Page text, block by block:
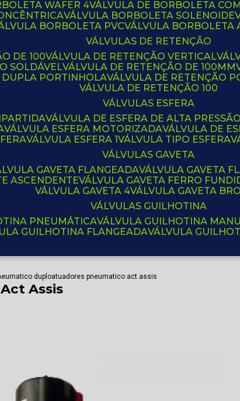
WAFER 4 VÁLVULA DE BORBOLETA
VÁLVULA BORBOLETA SOLENOIDE
BORBOLETA PVC VÁLVULA
VÁLVULAS DE RETENÇÃO
DE 100 VÁLVULA DE RETENÇÃO VERTICAL
SOLDÁVEL VÁLVULA DE RETENÇÃO DE 100MM
DUPLA PORTINHOLA VÁLVULA DE RETENÇÃO
VÁLVULA DE RETENÇÃO 100
VÁLVULAS ESFERA
VÁLVULA DE ESFERA DE ALTA
VÁLVULA ESFERA MOTORIZADA VÁLVULA DE
VÁLVULA ESFERA 1 VÁLVULA TIPO ESFERA
VÁLVULAS GAVETA
GAVETA FLANGEADA VÁLVULA GAVETA
ASCENDENTE VÁLVULA GAVETA FERRO
VÁLVULA GAVETA 4 VÁLVULA GAVETA
VÁLVULAS GUILHOTINA
PNEUMÁTICA VÁLVULA GUILHOTINA
GUILHOTINA FLANGEADA VÁLVULA
duploatuadores pneumatico act assis
Assis